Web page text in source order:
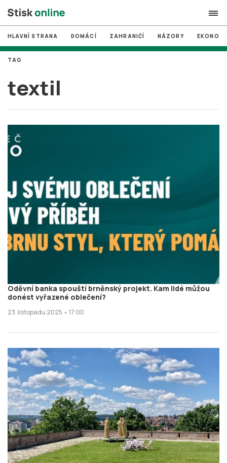
search
# MUNI
# Brno
# volby
login
Zapomněli jste heslo?
HLAVNÍ STRANA DOMÁCÍ ZAHRANIČÍ NÁZORY
textil
TAG
Oděvní banka spouští brněnský projekt. Kam lidé můžou
donést vyřazené oblečení?
23. listopadu 2025 • 17:00